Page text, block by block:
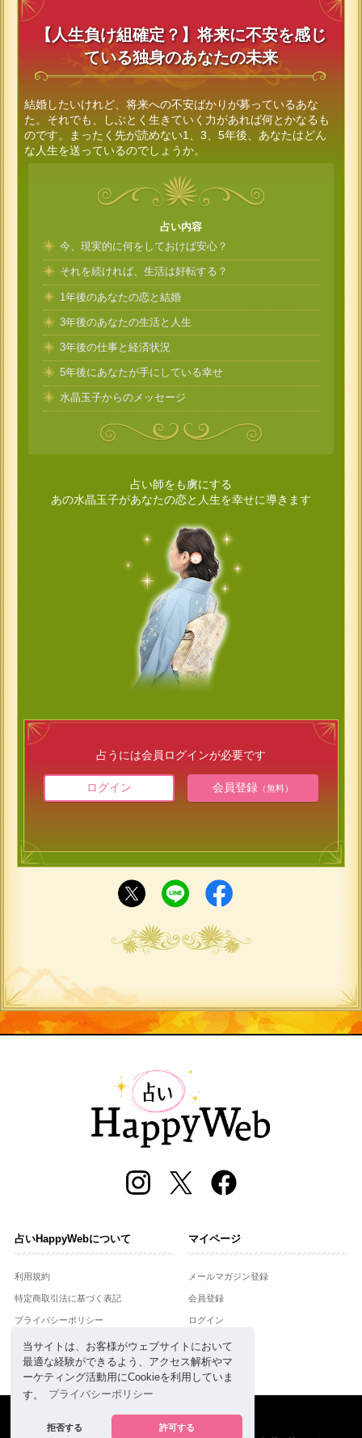
当サイトは、お客様がウェブサイトにおいて
最適な経験ができるよう、アクセス解析やマ
ーケティング活動用にCookieを利用していま
す。
プライバシーポリシー
拒否する 許可する
【人生負け組確定？】将来に不安を感じ
ている独身のあなたの未来
結婚したいけれど、将来への不安ばかりが募っているあな
た。それでも、しぶとく生きていく力があれば何とかなるも
のです。まったく先が読めない1、3、5年後、あなたはどん
な人生を送っているのでしょうか。
占い内容
今、現実的に何をしておけば安心？
それを続ければ、生活は好転する？
1年後のあなたの恋と結婚
3年後のあなたの生活と人生
3年後の仕事と経済状況
5年後にあなたが手にしている幸せ
水晶玉子からのメッセージ
占い師をも虜にする
あの水晶玉子があなたの恋と人生を幸せに導きます
占うには会員ログインが必要です
ログイン 会員登録（無料）
占いHappyWebについて
利用規約
特定商取引法に基づく表記
プライバシーポリシー
運営会社
お問合せ
マイページ
メールマガジン登録
会員登録
ログイン
powered by